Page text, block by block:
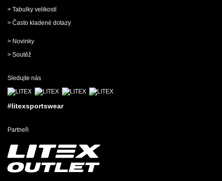
> Tabulky velikostí
> Často kladené dotazy
> Novinky
> Soutěž
Sledujte nás
#litexsportswear
Partneři